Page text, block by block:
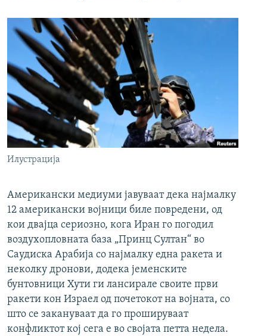
Илустрација
Американски медиуми јавуваат дека најмалку
12 американски војници биле повредени, од
кои двајца сериозно, кога Иран го погодил
воздухопловната база „Принц Султан“ во
Саудиска Арабија со најмалку една ракета и
неколку дронови, додека јеменските
бунтовници Хути ги лансирале своите први
ракети кон Израел од почетокот на војната, со
што се закануваат да го прошируваат
конфликтот кој сега е во својата петта недела.